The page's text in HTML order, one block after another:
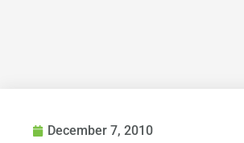
December 7, 2010